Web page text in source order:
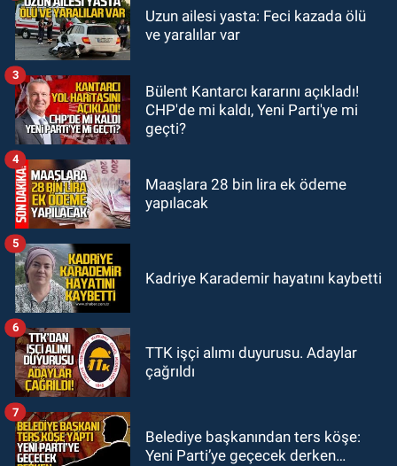
GÜNDEM
21:55 Vay yasakçı Vali vay!
20:30MHP’de sandıklar açıldı yeni
başkan belli oldu
Uzun ailesi yasta: Feci kazada ölü
ve yaralılar var
Bülent Kantarcı kararını açıkladı!
CHP'de mi kaldı, Yeni Parti'ye mi
geçti?
3
Maaşlara 28 bin lira ek ödeme
yapılacak
4
Kadriye Karademir hayatını kaybetti
5
TTK işçi alımı duyurusu. Adaylar
çağrıldı
6
Belediye başkanından ters köşe:
Yeni Parti’ye geçecek derken…
7